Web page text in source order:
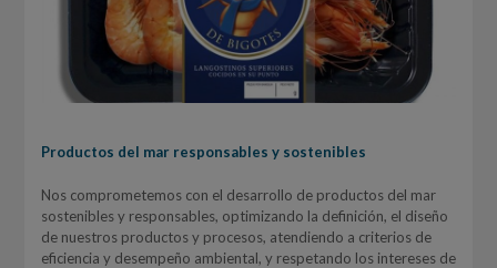
Productos del mar responsables y sostenibles
Nos comprometemos con el desarrollo de productos del mar
sostenibles y responsables, optimizando la definición, el diseño
de nuestros productos y procesos, atendiendo a criterios de
eficiencia y desempeño ambiental, y respetando los intereses de